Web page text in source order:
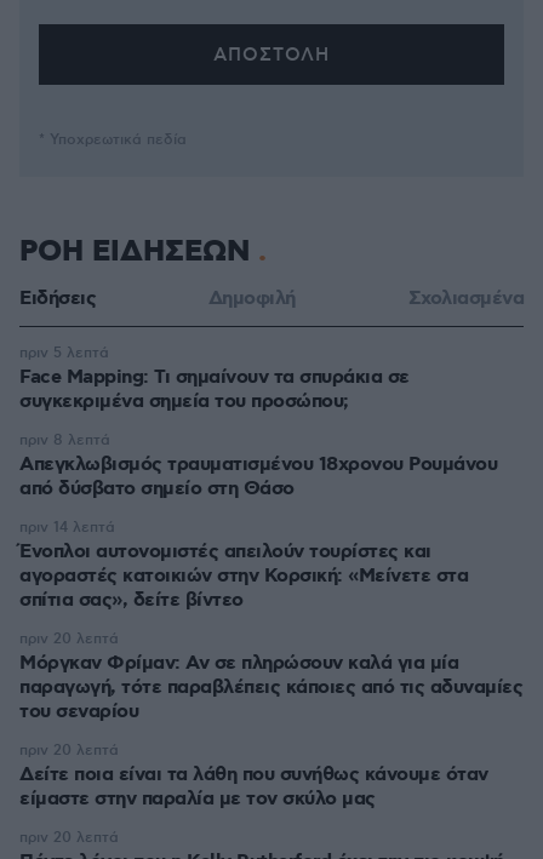
* Υποχρεωτικά πεδία
ΡΟΗ ΕΙΔΗΣΕΩΝ
Ειδήσεις Δημοφιλή Σχολιασμένα
Face Mapping: Τι σημαίνουν τα σπυράκια σε
συγκεκριμένα σημεία του προσώπου;
πριν 5 λεπτά
Απεγκλωβισμός τραυματισμένου 18χρονου Ρουμάνου
από δύσβατο σημείο στη Θάσο
πριν 8 λεπτά
Ένοπλοι αυτονομιστές απειλούν τουρίστες και
αγοραστές κατοικιών στην Κορσική: «Μείνετε στα
σπίτια σας», δείτε βίντεο
πριν 14 λεπτά
Μόργκαν Φρίμαν: Αν σε πληρώσουν καλά για μία
παραγωγή, τότε παραβλέπεις κάποιες από τις αδυναμίες
του σεναρίου
πριν 20 λεπτά
Δείτε ποια είναι τα λάθη που συνήθως κάνουμε όταν
είμαστε στην παραλία με τον σκύλο μας
πριν 20 λεπτά
πριν 20 λεπτά